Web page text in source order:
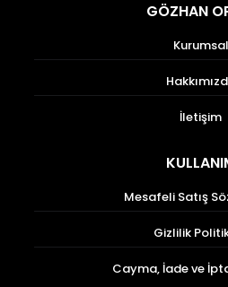
GÖZHAN
Kurumsal
İletişim
Mesafeli Satış
Gizlilik
Cayma, İade ve